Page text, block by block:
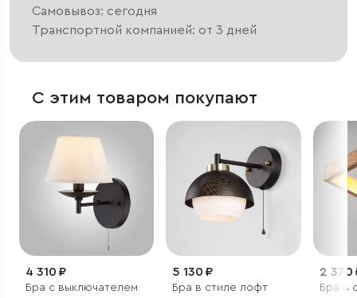
Самовывоз: сегодня
Транспортной компанией: от 3 дней
С этим товаром покупают
4 310 ₽
Бра с выключателем
5 130 ₽
Бра в стиле лофт
2 370
Бра в